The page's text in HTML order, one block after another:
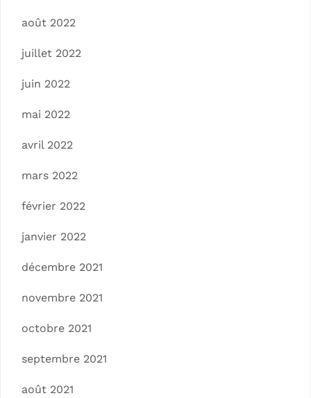
août 2022
juillet 2022
juin 2022
mai 2022
avril 2022
mars 2022
février 2022
janvier 2022
décembre 2021
novembre 2021
octobre 2021
septembre 2021
août 2021